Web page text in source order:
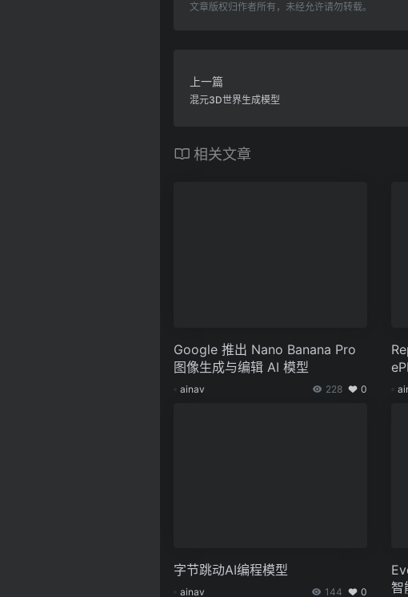
文章版权归作者所有，未经允许请勿转载。
上一篇
混元3D世界生成模型
相关文章
Google 推出 Nano Banana Pro
图像生成与编辑 AI 模型
ainav 228 0
字节跳动AI编程模型
ainav 144 0
智